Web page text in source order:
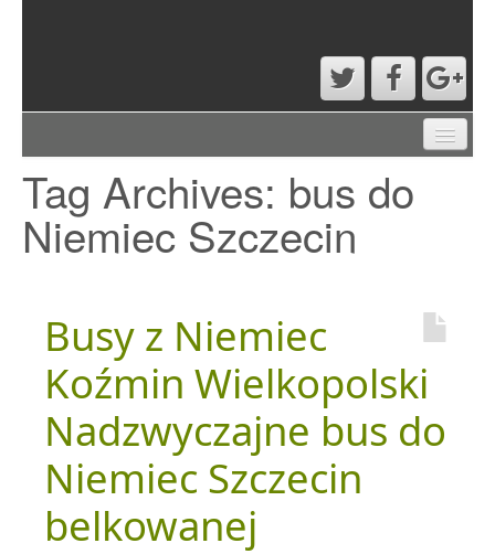
PRZYKŁADOWA STRONA
STRONA GŁÓWNA
Tag Archives: bus do
Niemiec Szczecin
Busy z Niemiec
Koźmin Wielkopolski
Nadzwyczajne bus do
Niemiec Szczecin
belkowanej